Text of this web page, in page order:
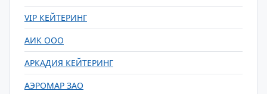
VIP КЕЙТЕРИНГ
АИК ООО
АРКАДИЯ КЕЙТЕРИНГ
АЭРОМАР ЗАО